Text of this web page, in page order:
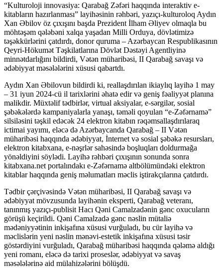
“Kulturoloji innovasiya: Qarabağ Zəfəri haqqında interaktiv e-
kitabların hazırlanması” layihəsinin rəhbəri, yazıçı-kulturoloq Aydın
Xan Əbilov öz çıxışını başda Prezident İlham Əliyev olmaqla bu
möhtəşəm qələbəni xalqa yaşadan Milli Orduya, dövlətimizə
təşəkkürlərini çatdırdı, donor quruma – Azərbaycan Respublikasının
Qeyri-Hökumət Təşkilatlarına Dövlət Dəstəyi Agentliyinə
minnətdarlığını bildirdi, Vətən müharibəsi, II Qarabağ savaşı və
ədəbiyyat məsələlərini xüsusi qabartdı.
Aydın Xan Əbilovun bildirdi ki, reallaşdırılan ikiaylıq layihə 1 may
– 31 iyun 2024-cü il tarixlərini əhatə edir və geniş fəaliyyət planına
malikdir. Müxtəlif tədbirlər, virtual aksiyalar, e-sərgilər, sosial
şəbəkələrdə kampaniyalarla yanaşı, təməli qoyulan “e-Zəfərnamə”
silsiləsini təşkil edəcək 24 elektron kitabın rəqəmsallaşdırılaraq
ictimai yayımı, eləcə də Azərbaycanda Qarabağ – II Vətən
müharibəsi haqqında ədəbiyyat, İnternet və sosial şəbəkə resursları,
elektron kitabxana, e-nəşrlər sahəsində boşluqları doldurmağa
yönəldiyini söylədi. Layihə rəhbəri çıxışının sonunda sonra
kitabxana.net portalındakı e-Zəfərnamə altbölümündəki elektron
kitablar haqqında geniş məlumatları məclis iştirakçılarına çatdırdı.
Tədbir çərçivəsində Vətən müharibəsi, II Qarabağ savaşı və
ədəbiyyat mövzusunda layihənin eksperti, Qarabağ veteranı,
tanınmış yazıçı-publisit Hacı Qəni Camalzadənin gənc oxucuların
görüşü keçirildi. Qəni Camalzadə gənc nəslin mütaliə
mədəniyyətinin inkişafına xüsusi vurğuladı, bu cür layihə və
məclislərin yeni nəslin mənəvi-estetik inkişafına xüsusi təsir
göstərdiyini vurğuladı, Qarabağ müharibəsi haqqında qələmə aldığı
yeni romanı, eləcə də tarixi proseslər, ədəbiyyat və savaş
məsələlərinə aid mülahizələrini bölüşdü.